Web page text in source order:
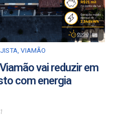
,VIAMÃO
vai reduzir em
com energia